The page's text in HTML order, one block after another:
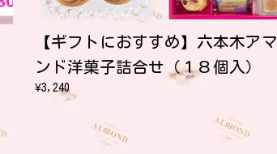
【ギフトにおすすめ】六本木アマ
ンド洋菓子詰合せ（１８個入）
¥3,240